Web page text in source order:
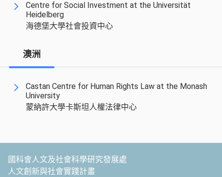
Centre for Social Investment at the Universität
Heidelberg
海德堡大學社會投資中心
澳洲
Castan Centre for Human Rights Law at the Monash
University
蒙納許大學卡斯坦人權法律中心
國科會人文及社會科學研究發展處
人文創新與社會實踐計畫